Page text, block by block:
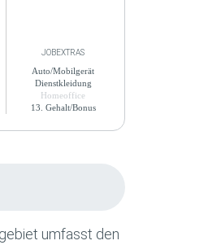
JOBEXTRAS
Auto/Mobilgerät
Dienstkleidung
Homeoffice
13. Gehalt/Bonus
umfasst den